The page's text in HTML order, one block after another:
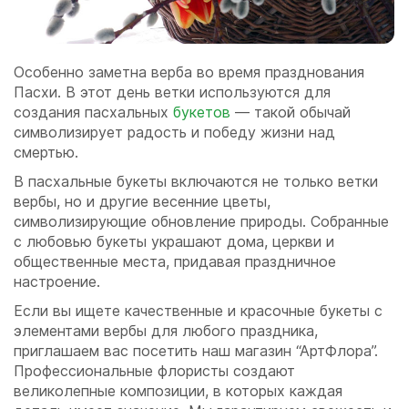
Особенно заметна верба во время празднования
Пасхи. В этот день ветки используются для
создания пасхальных букетов — такой обычай
символизирует радость и победу жизни над
смертью.
В пасхальные букеты включаются не только ветки
вербы, но и другие весенние цветы,
символизирующие обновление природы. Собранные
с любовью букеты украшают дома, церкви и
общественные места, придавая праздничное
настроение.
Если вы ищете качественные и красочные букеты с
элементами вербы для любого праздника,
приглашаем вас посетить наш магазин “АртФлора”.
Профессиональные флористы создают
великолепные композиции, в которых каждая